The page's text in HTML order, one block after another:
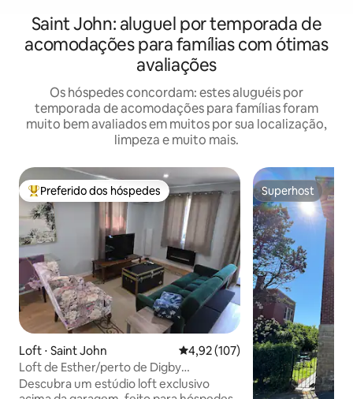
Saint John: aluguel por temporada de
acomodações para famílias com ótimas
avaliações
Os hóspedes concordam: estes aluguéis por
temporada de acomodações para famílias foram
muito bem avaliados em muitos por sua localização,
limpeza e muito mais.
Entre os melhores preferidos dos hóspedes
Preferido dos hóspedes
Loft ⋅ Saint John 4,92 de uma avaliação média de
4,92 (107)
Loft de Esther/perto de Digby
Ferry/UNB/Hospital/Uptown
Descubra um estúdio loft exclusivo
Superhost
Superhost